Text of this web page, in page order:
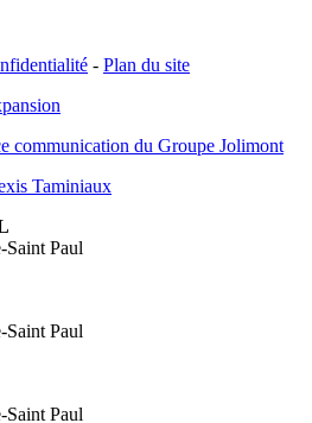
- Plan du site
communication du Groupe Jolimont
Taminiaux
Saint Paul
Saint Paul
Saint Paul